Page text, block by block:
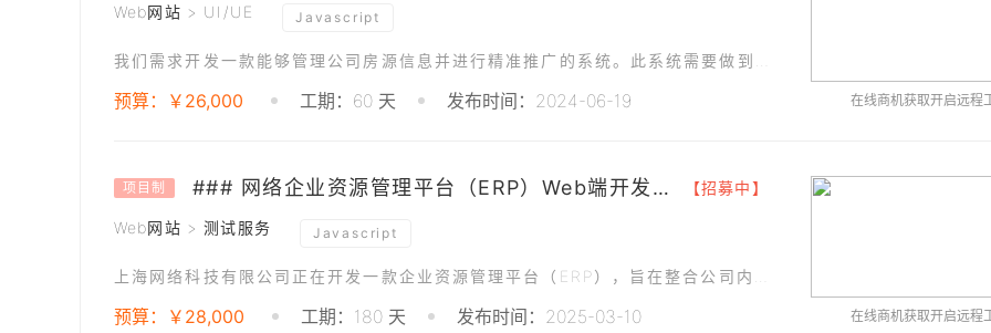
Web网站 > UI/UE Javascript
预算：￥26,000 工期：60 天 发布时间：2024-06-19 在线商机获取开启远程
项目制 ### 网络企业资源管理平台（ERP）Web端开发与测试 【招募中】
Web网站 > 测试服务 Javascript
预算：￥28,000 工期：180 天 发布时间：2025-03-10 在线商机获取开启远程